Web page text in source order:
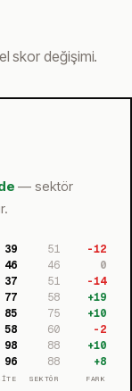
skor değişimi.
— sektör
39 51
-12
46 46
0
37 51
-14
77 58 +19
85 75 +10
58 60
-2
98 88 +10
96 88 +8
SEKTÖR FARK